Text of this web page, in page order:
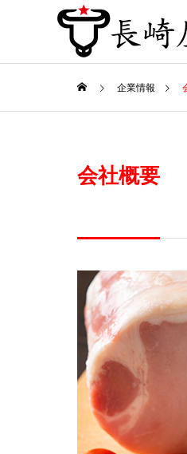
SHOP
対面店舗販
COUNTER
企業情報
会社概要